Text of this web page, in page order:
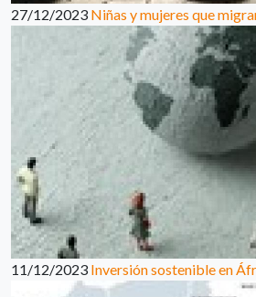
27/12/2023 Niñas y mujeres que
11/12/2023 Inversión sostenible en